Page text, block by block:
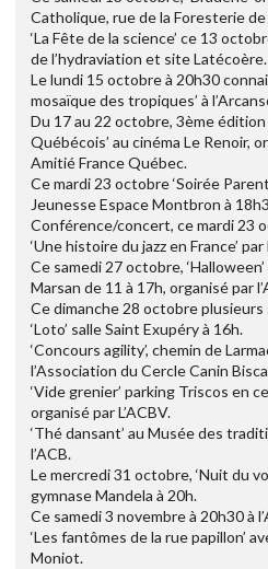
Catholique, rue de la Foresterie de
‘La Fête de la science’ ce 13
de l’hydraviation et site Latécoère.
Le lundi 15 octobre à 20h30
mosaïque des tropiques’ à
Du 17 au 22 octobre, 3ème édition
Québécois’ au cinéma Le Renoir,
Amitié France Québec.
Ce mardi 23 octobre ‘Soirée
Jeunesse Espace Montbron à
Conférence/concert, ce mardi 23
‘Une histoire du jazz en France’
Ce samedi 27 octobre,
Marsan de 11 à 17h, organisé par
Ce dimanche 28 octobre
‘Loto’ salle Saint Exupéry à 16h.
‘Concours agility’, chemin de
l’Association du Cercle Canin
‘Vide grenier’ parking Triscos en
organisé par L’ACBV.
‘Thé dansant’ au Musée des
l’ACB.
Le mercredi 31 octobre, ‘Nuit du
gymnase Mandela à 20h.
Ce samedi 3 novembre à 20h30 à
‘Les fantômes de la rue papillon’
Moniot.